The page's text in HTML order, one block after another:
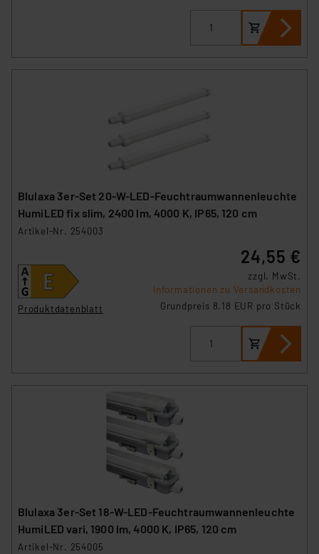
Blulaxa 3er-Set 20-W-LED-Feuchtraumwannenleuchte
HumiLED fix slim, 2400 lm, 4000 K, IP65, 120 cm
Artikel-Nr. 254003
Produktdatenblatt
24,55 €
zzgl. MwSt.
Informationen zu Versandkosten
Grundpreis 8.18 EUR pro Stück
Blulaxa 3er-Set 18-W-LED-Feuchtraumwannenleuchte
HumiLED vari, 1900 lm, 4000 K, IP65, 120 cm
Artikel-Nr. 254005